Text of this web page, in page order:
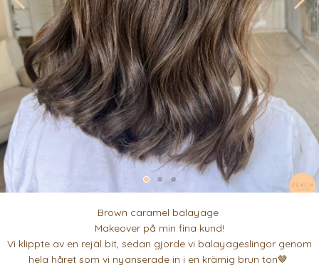
Brown caramel balayage
Makeover på min fina kund!
Vi klippte av en rejäl bit, sedan gjorde vi balayageslingor genom
hela håret som vi nyanserade in i en krämig brun ton🤎